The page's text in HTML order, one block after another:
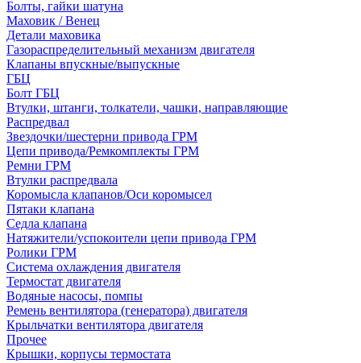
Болты, гайки шатуна
Маховик / Венец
Детали маховика
Газораспределительный механизм двигателя
Клапаны впускные/выпускные
ГБЦ
Болт ГБЦ
Втулки, штанги, толкатели, чашки, направляющие
Распредвал
Звездочки/шестерни привода ГРМ
Цепи привода/Ремкомплекты ГРМ
Ремни ГРМ
Втулки распредвала
Коромысла клапанов/Оси коромысел
Пятаки клапана
Седла клапана
Натяжители/успокоители цепи привода ГРМ
Ролики ГРМ
Система охлаждения двигателя
Термостат двигателя
Водяные насосы, помпы
Ремень вентилятора (генератора) двигателя
Крыльчатки вентилятора двигателя
Прочее
Крышки, корпусы термостата